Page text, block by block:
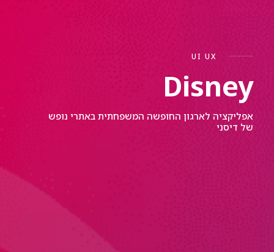
UI UX
Disney
אפליקציה לארגון החופשה המשפחתית באתרי נופש
של דיסני